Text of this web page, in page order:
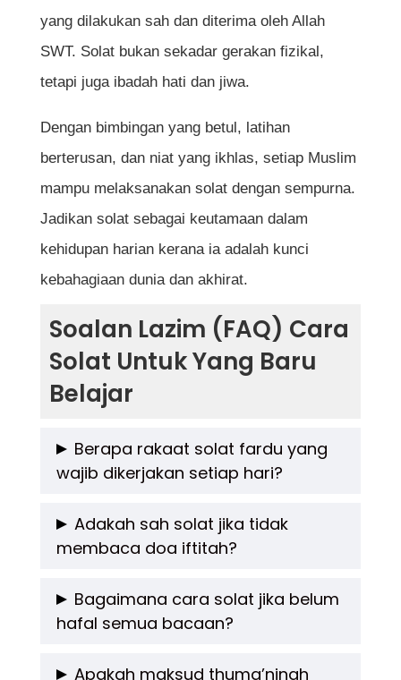
yang dilakukan sah dan diterima oleh Allah
SWT. Solat bukan sekadar gerakan fizikal,
tetapi juga ibadah hati dan jiwa.
Dengan bimbingan yang betul, latihan
berterusan, dan niat yang ikhlas, setiap Muslim
mampu melaksanakan solat dengan sempurna.
Jadikan solat sebagai keutamaan dalam
kehidupan harian kerana ia adalah kunci
kebahagiaan dunia dan akhirat.
Soalan Lazim (FAQ) Cara
Solat Untuk Yang Baru
Belajar
Berapa rakaat solat fardu yang
wajib dikerjakan setiap hari?
Terdapat lima solat fardu sehari semalam
iaitu Subuh (2 rakaat), Zohor (4 rakaat), Asar
rakaat).
Adakah sah solat jika tidak
membaca doa iftitah?
Ya, solat tetap sah kerana doa iftitah adalah
sunat. Namun, membacanya akan
Bagaimana cara solat jika belum
hafal semua bacaan?
Bagi yang baru belajar, boleh membaca ayat-
Apakah maksud thuma’ninah